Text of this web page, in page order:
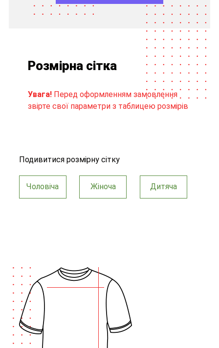
Розмірна сітка
Увага! Перед оформленням замовлення
звірте свої параметри з таблицею розмірів
Подивитися розмірну сітку
Чоловіча Жіноча Дитяча